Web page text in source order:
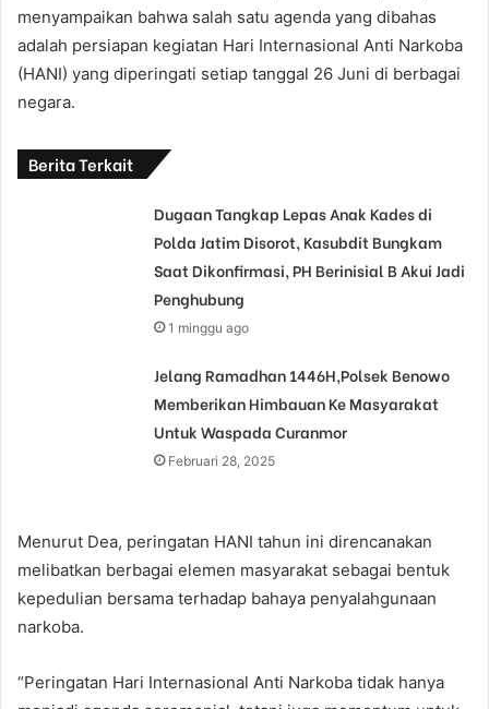
menyampaikan bahwa salah satu agenda yang dibahas
adalah persiapan kegiatan Hari Internasional Anti Narkoba
(HANI) yang diperingati setiap tanggal 26 Juni di berbagai
negara.
Berita Terkait
Dugaan Tangkap Lepas Anak Kades di
Polda Jatim Disorot, Kasubdit Bungkam
Saat Dikonfirmasi, PH Berinisial B Akui Jadi
Penghubung
1 minggu ago
Jelang Ramadhan 1446H,Polsek Benowo
Memberikan Himbauan Ke Masyarakat
Untuk Waspada Curanmor
Februari 28, 2025
Menurut Dea, peringatan HANI tahun ini direncanakan
melibatkan berbagai elemen masyarakat sebagai bentuk
kepedulian bersama terhadap bahaya penyalahgunaan
narkoba.
“Peringatan Hari Internasional Anti Narkoba tidak hanya